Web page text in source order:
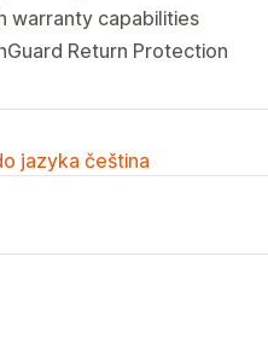
warranty capabilities
Return Protection
jazyka čeština